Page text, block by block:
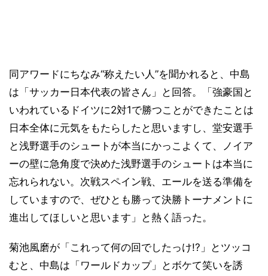
同アワードにちなみ“称えたい人”を聞かれると、中島
は「サッカー日本代表の皆さん」と回答。「強豪国と
いわれているドイツに2対1で勝つことができたことは
日本全体に元気をもたらしたと思いますし、堂安選手
と浅野選手のシュートが本当にかっこよくて、ノイア
ーの壁に急角度で決めた浅野選手のシュートは本当に
忘れられない。次戦スペイン戦、エールを送る準備を
していますので、ぜひとも勝って決勝トーナメントに
進出してほしいと思います」と熱く語った。
菊池風磨が「これって何の回でしたっけ!?」とツッコ
むと、中島は「ワールドカップ」とボケて笑いを誘